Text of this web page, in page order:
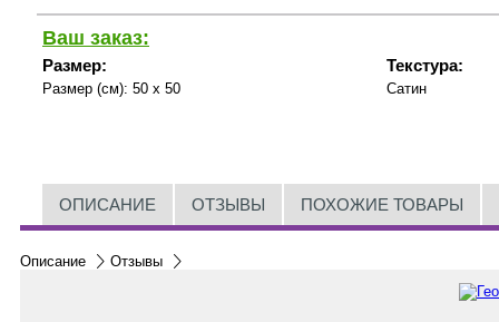
Ваш заказ:
Размер:
Размер (см): 50 x 50
Текстура:
Сатин
ОПИСАНИЕ ОТЗЫВЫ ПОХОЖИЕ ТОВАРЫ
Описание Отзывы